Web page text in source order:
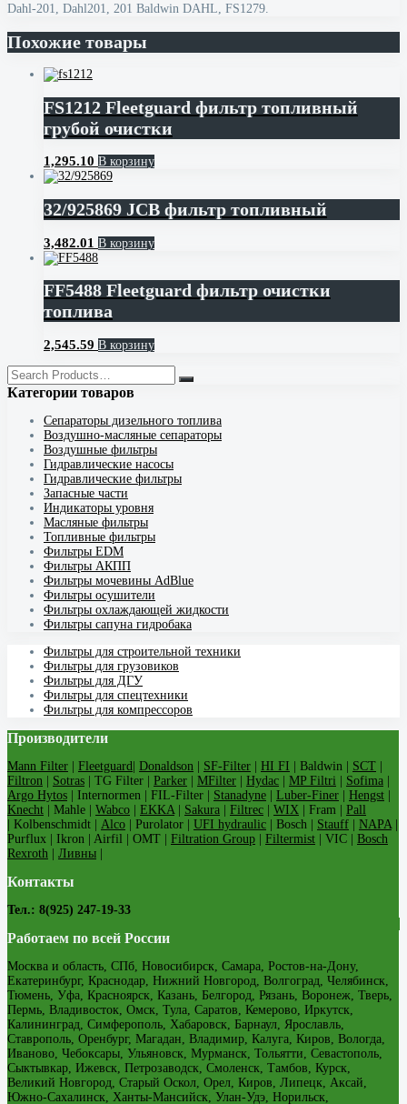
Dahl-201, Dahl201, 201 Baldwin DAHL, FS1279.
Похожие товары
FS1212 Fleetguard фильтр топливный
грубой очистки
1,295.10 В корзину
32/925869 JCB фильтр топливный
3,482.01 В корзину
FF5488 Fleetguard фильтр очистки
топлива
2,545.59 В корзину
Категории товаров
Cепараторы дизельного топлива
Воздушно-масляные сепараторы
Воздушные фильтры
Гидравлические насосы
Гидравлические фильтры
Запасные части
Индикаторы уровня
Масляные фильтры
Топливные фильтры
Фильтры EDM
Фильтры АКПП
Фильтры мочевины AdBlue
Фильтры осушители
Фильтры охлаждающей жидкости
Фильтры сапуна гидробака
Фильтры для строительной техники
Фильтры для грузовиков
Фильтры для ДГУ
Фильтры для спецтехники
Фильтры для компрессоров
Производители
Mann Filter Fleetguard Donaldson SF-Filter HI FI | Baldwin | SCT
Filtron
Sotras | TG Filter | Parker MFilter Hydac MP Filtri Sofima
Argo Hytos | Internormen | FIL-Filter | Stanadyne Luber-Finer Hengst
Knecht | Mahle | Wabco EKKA Sakura Filtrec WIX | Fram | Pall
| Kolbenschmidt | Alco | Purolator | UFI hydraulic | Bosch | Stauff NAPA
Purflux | Ikron | Airfil | OMT | Filtration Group Filtermist | VIC | Bosch
Rexroth
Ливны
Контакты
Тел.: 8(925) 247-19-33
Работаем по всей России
Москва и область, СПб, Новосибирск, Самара, Ростов-на-Дону,
Екатеринбург, Краснодар, Нижний Новгород, Волгоград, Челябинск,
Тюмень, Уфа, Красноярск, Казань, Белгород, Рязань, Воронеж, Тверь,
Пермь, Владивосток, Омск, Тула, Саратов, Кемерово, Иркутск,
Калининград, Симферополь, Хабаровск, Барнаул, Ярославль,
Ставрополь, Оренбург, Магадан, Владимир, Калуга, Киров, Вологда,
Иваново, Чебоксары, Ульяновск, Мурманск, Тольятти, Севастополь,
Сыктывкар, Ижевск, Петрозаводск, Смоленск, Тамбов, Курск,
Великий Новгород, Старый Оскол, Орел, Киров, Липецк, Аксай,
Южно-Сахалинск, Ханты-Мансийск, Улан-Удэ, Норильск,